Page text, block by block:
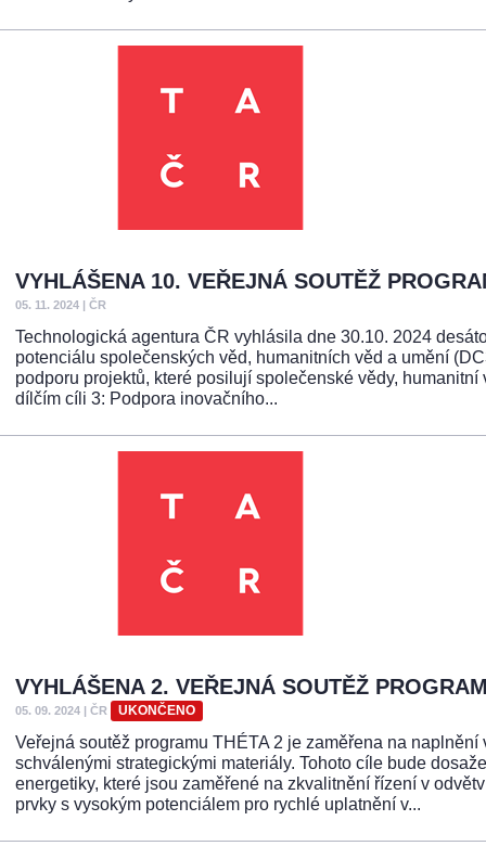
VYHLÁŠENA 10. VEŘEJNÁ SOUTĚŽ
05. 11. 2024 | ČR
Technologická agentura ČR vyhlásila dne 30.10. 2024
potenciálu společenských věd, humanitních věd a umění
podporu projektů, které posilují společenské vědy,
dílčím cíli 3: Podpora inovačního...
VYHLÁŠENA 2. VEŘEJNÁ SOUTĚŽ
05. 09. 2024 | ČR UKONČENO
Veřejná soutěž programu THÉTA 2 je zaměřena na
schválenými strategickými materiály. Tohoto cíle bude
energetiky, které jsou zaměřené na zkvalitnění řízení v
prvky s vysokým potenciálem pro rychlé uplatnění v...